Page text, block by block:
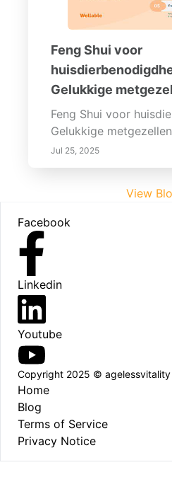
Feng Shui voor
Gelukkige
Feng Shui voor
Gelukkige metgezellen
Jul 25, 2025
View
Facebook
Linkedin
Youtube
Copyright 2025 © agelessvitality
Home
Blog
Terms of Service
Privacy Notice